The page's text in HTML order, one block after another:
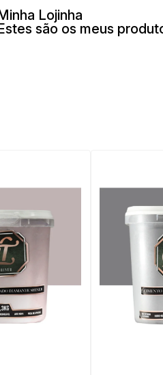
Lojinha
são os meus